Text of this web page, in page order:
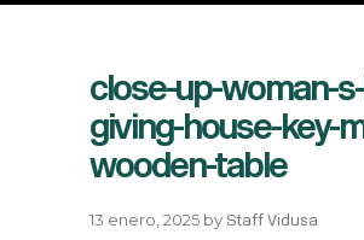
close-up-woman-
giving-house-key-
wooden-table
13 enero, 2025 by Staff Vidusa